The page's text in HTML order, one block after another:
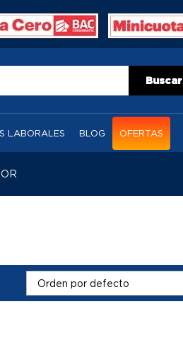
Buscar
LABORALES BLOG OFERTAS
Orden por defecto